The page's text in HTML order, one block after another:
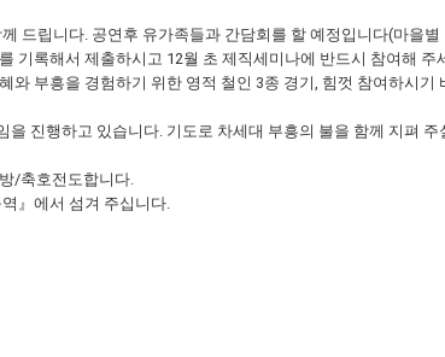
드립니다. 공연후 유가족들과 간담회를 할 예정입니다(마을별
기록해서 제출하시고 12월 초 제직세미나에 반드시 참여해 주
부흥을 경험하기 위한 영적 철인 3종 경기, 힘껏 참여하시
진행하고 있습니다. 기도로 차세대 부흥의 불을 함께 지펴
/축호전도합니다.
』에서 섬겨 주십니다.